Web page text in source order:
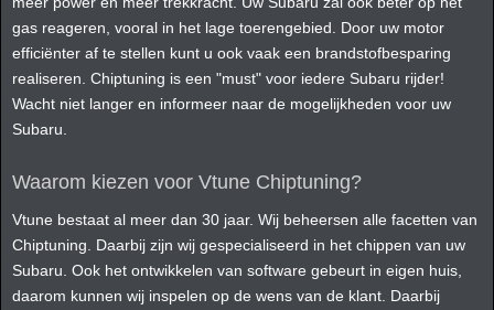
gas reageren, vooral in het lage toerengebied. Door uw motor
efficiënter af te stellen kunt u ook vaak een brandstofbesparing
realiseren. Chiptuning is een "must" voor iedere Subaru rijder!
Wacht niet langer en informeer naar de mogelijkheden voor uw
Subaru.
Waarom kiezen voor Vtune Chiptuning?
Vtune bestaat al meer dan 30 jaar. Wij beheersen alle facetten van
Chiptuning. Daarbij zijn wij gespecialiseerd in het chippen van uw
Subaru. Ook het ontwikkelen van software gebeurt in eigen huis,
daarom kunnen wij inspelen op de wens van de klant. Daarbij